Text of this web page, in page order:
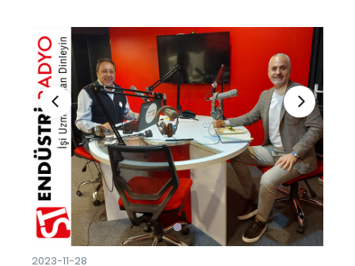
TEKNİK/DESTEK
HABER VE ETKİNLİKLER
İLETİŞİM
2023-11-28